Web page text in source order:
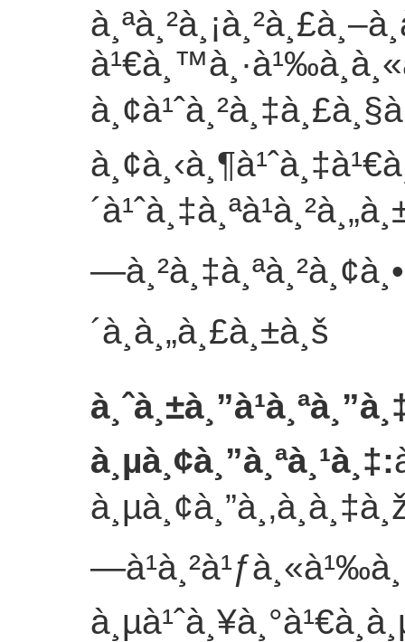
´à¸ à¸„à¸£à¸±à¸š
à¸µà¸¢à¸”à¸ªà¸¹à¸‡: